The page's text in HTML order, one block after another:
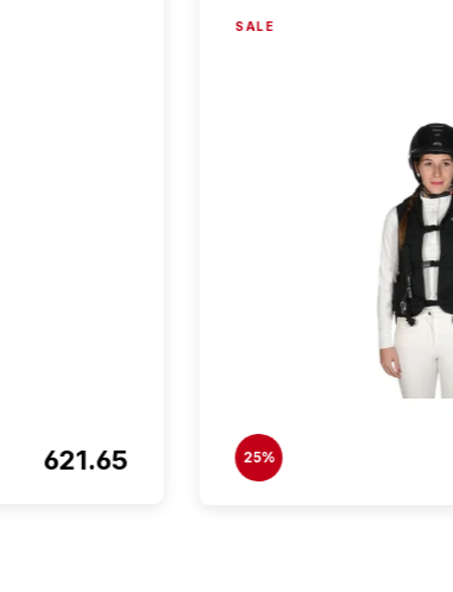
621.65
SALE
25%